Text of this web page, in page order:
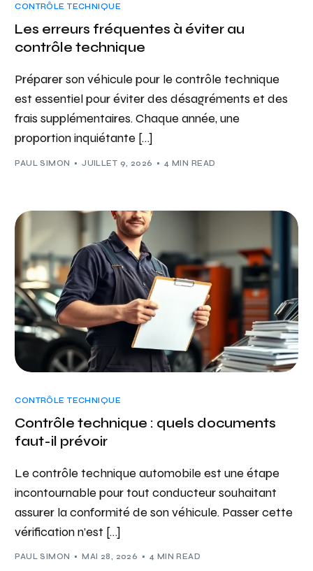
CONTRÔLE TECHNIQUE
Les erreurs fréquentes à éviter au
contrôle technique
Préparer son véhicule pour le contrôle technique
est essentiel pour éviter des désagréments et des
frais supplémentaires. Chaque année, une
proportion inquiétante […]
PAUL SIMON JUILLET 9, 2026 4 MIN READ
CONTRÔLE TECHNIQUE
Contrôle technique : quels documents
faut-il prévoir
Le contrôle technique automobile est une étape
incontournable pour tout conducteur souhaitant
assurer la conformité de son véhicule. Passer cette
vérification n’est […]
PAUL SIMON MAI 28, 2026 4 MIN READ